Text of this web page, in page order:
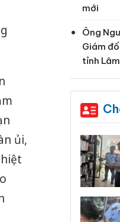
ủi,
mới
Ông
Giám
tỉnh
an Thanh Hóa
bị hại trong vụ
xuất, buôn
yến sào giả
Hóa: Tìm bị